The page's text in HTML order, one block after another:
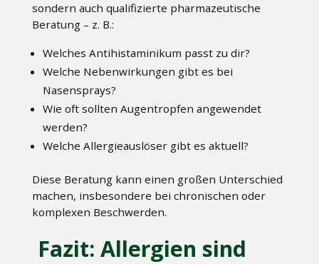
sondern auch qualifizierte pharmazeutische
Beratung – z. B.:
Welches Antihistaminikum passt zu dir?
Welche Nebenwirkungen gibt es bei
Nasensprays?
Wie oft sollten Augentropfen angewendet
werden?
Welche Allergieauslöser gibt es aktuell?
Diese Beratung kann einen großen Unterschied
machen, insbesondere bei chronischen oder
komplexen Beschwerden.
Fazit: Allergien sind